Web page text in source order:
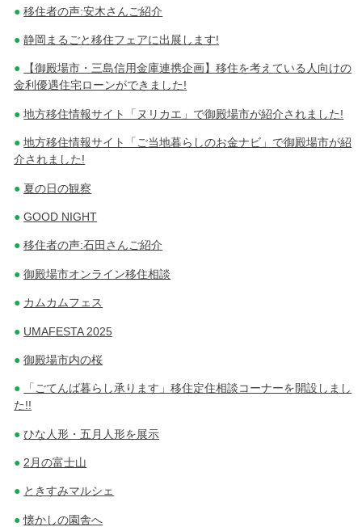
移住者の声:安木さんご紹介
静岡まるごと移住フェアに出展します!
【御殿場市・三島信用金庫連携企画】移住を考えている人向けの
金利優遇住宅ローンができました!
地方移住情報サイト「ヌリカエ」で御殿場市が紹介されました!
地方移住情報サイト「ご当地暮らしのお金ナビ」で御殿場市が紹
介されました!
夏の日の観察
GOOD NIGHT
移住者の声:石田さんご紹介
御殿場市オンライン移住相談
カムカムフェス
UMAFESTA 2025
御殿場市内の桜
「ごてんば暮らし承ります」移住定住相談コーナーを開設しまし
た!!
ひな人形・五月人形を展示
2月の富士山
ときすみマルシェ
懐かしの園舎へ